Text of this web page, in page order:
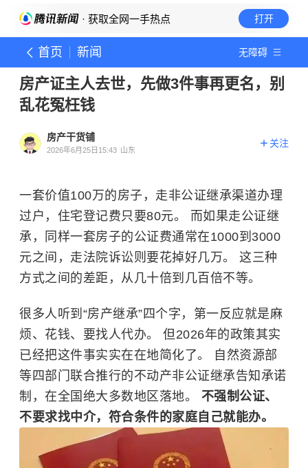
· 获取全网一手热点 打开
首页 新闻 无障碍
房产证主人去世，先做3件事再更名，别
乱花冤枉钱
房产干货铺
2026年6月25日15:43 山东
关注
一套价值100万的房子，走非公证继承渠道办理
过户，住宅登记费只要80元。 而如果走公证继
承，同样一套房子的公证费通常在1000到3000
元之间，走法院诉讼则要花掉好几万。 这三种
方式之间的差距，从几十倍到几百倍不等。
很多人听到“房产继承”四个字，第一反应就是麻
烦、花钱、要找人代办。 但2026年的政策其实
已经把这件事实实在在地简化了。 自然资源部
等四部门联合推行的不动产非公证继承告知承诺
制，在全国绝大多数地区落地。 不强制公证、
不要求找中介，符合条件的家庭自己就能办。